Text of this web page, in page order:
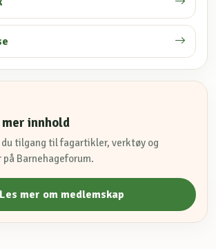
innhold
du tilgang til fagartikler, verktøy og
Barnehageforum.
Les mer om medlemskap